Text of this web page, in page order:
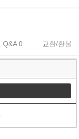
Q&A 0 교환/환불